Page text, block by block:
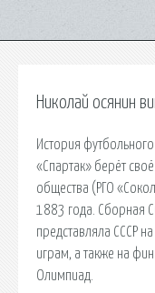
Николай осянин
История
«Спартак» берёт
общества (РГО
1883 года. Сборная
представляла СССР
играм, а также на
Олимпиад.